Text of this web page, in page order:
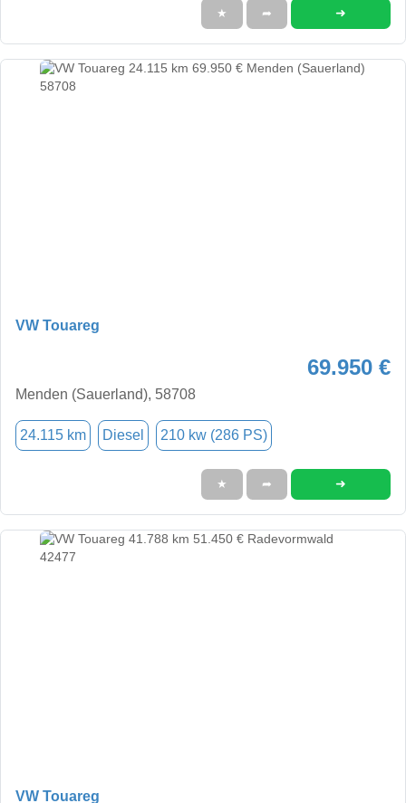
★ ➦ ➜
VW Touareg
69.950 €
Menden (Sauerland), 58708
24.115 km Diesel 210 kw (286 PS)
★ ➦ ➜
VW Touareg